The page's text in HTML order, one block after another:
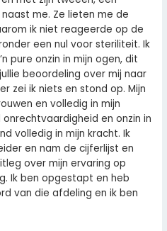
me. Ze lieten me de
ik niet reageerde op de
een nul voor steriliteit. Ik
pure onzin in mijn ogen, dit
beoordeling over mij naar
zei ik niets en stond op. Mijn
en volledig in mijn
en onzin in
volledig in mijn kracht. Ik
en nam de cijferlijst en
over mijn ervaring op
Ik ben opgestapt en heb
van die afdeling en ik ben